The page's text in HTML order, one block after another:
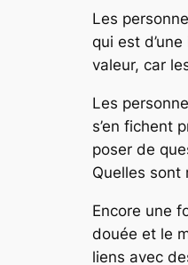
Les
qui est
valeur, car
Les
s’en fichent
poser de
Quelles sont
Encore une
douée et le
liens avec